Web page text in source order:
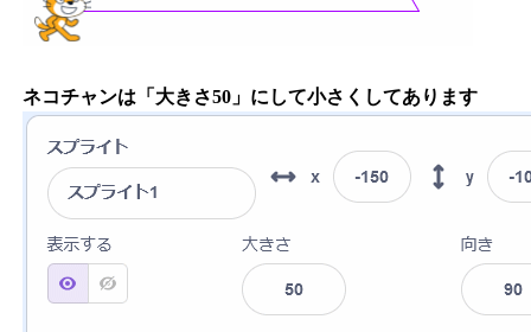
ネコチャンは「大きさ50」にして小さくしてあります